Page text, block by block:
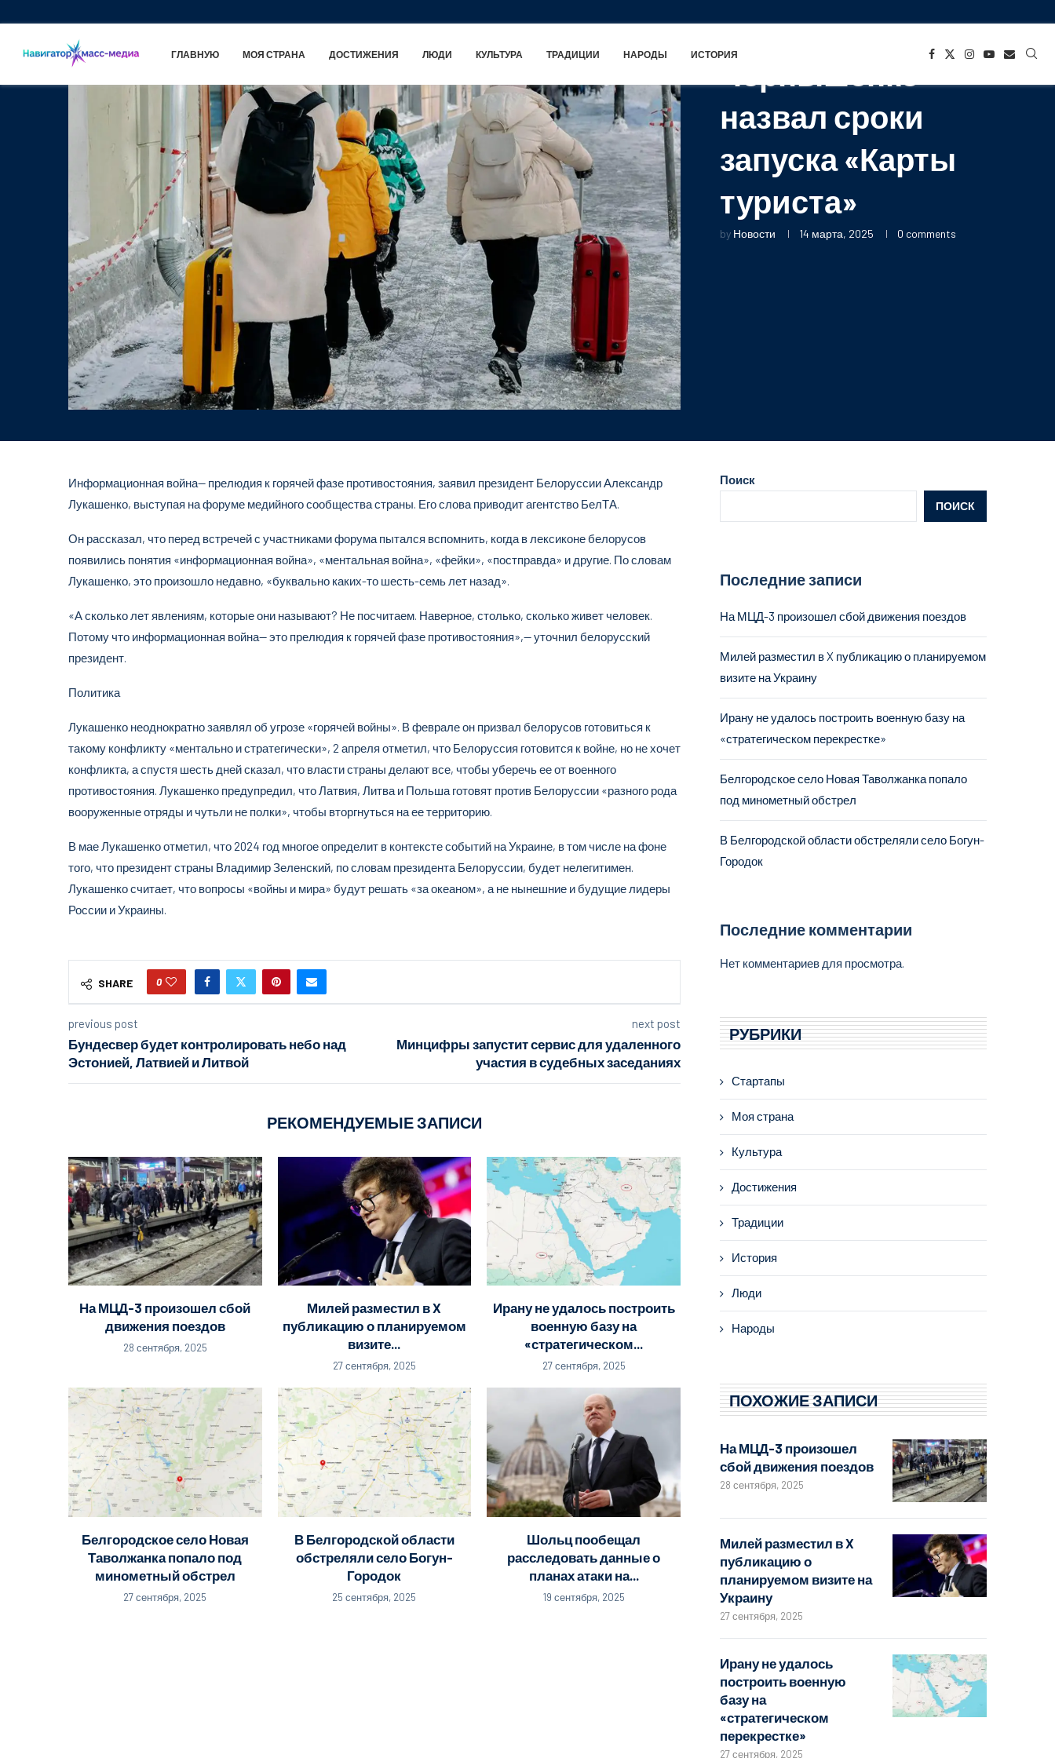
ГЛАВНУЮ МОЯ СТРАНА ДОСТИЖЕНИЯ ЛЮДИ КУЛЬТУРА ТРАДИЦИИ НАРОДЫ ИСТОРИЯ
назвал сроки
запуска «Карты
туриста»
by Новости 14 марта, 2025 0 comments
Информационная война— прелюдия к горячей фазе противостояния, заявил президент Белоруссии Александр
Лукашенко, выступая на форуме медийного сообщества страны. Его слова приводит агентство БелТА.
Он рассказал, что перед встречей с участниками форума пытался вспомнить, когда в лексиконе белорусов
появились понятия «информационная война», «ментальная война», «фейки», «постправда» и другие. По словам
Лукашенко, это произошло недавно, «буквально каких-то шесть-семь лет назад».
«А сколько лет явлениям, которые они называют? Не посчитаем. Наверное, столько, сколько живет человек.
Потому что информационная война— это прелюдия к горячей фазе противостояния»,— уточнил белорусский
президент.
Политика
Лукашенко неоднократно заявлял об угрозе «горячей войны». В феврале он призвал белорусов готовиться к
такому конфликту «ментально и стратегически», 2 апреля отметил, что Белоруссия готовится к войне, но не хочет
конфликта, а спустя шесть дней сказал, что власти страны делают все, чтобы уберечь ее от военного
противостояния. Лукашенко предупредил, что Латвия, Литва и Польша готовят против Белоруссии «разного рода
вооруженные отряды и чутьли не полки», чтобы вторгнуться на ее территорию.
В мае Лукашенко отметил, что 2024 год многое определит в контексте событий на Украине, в том числе на фоне
того, что президент страны Владимир Зеленский, по словам президента Белоруссии, будет нелегитимен.
Лукашенко считает, что вопросы «войны и мира» будут решать «за океаном», а не нынешние и будущие лидеры
России и Украины.
SHARE 0
previous post
Бундесвер будет контролировать небо над
Эстонией, Латвией и Литвой
next post
Минцифры запустит сервис для удаленного
участия в судебных заседаниях
РЕКОМЕНДУЕМЫЕ ЗАПИСИ
На МЦД-3 произошел сбой
движения поездов
28 сентября, 2025
Милей разместил в X
публикацию о планируемом
визите...
27 сентября, 2025
Ирану не удалось построить
военную базу на
«стратегическом...
27 сентября, 2025
Белгородское село Новая
Таволжанка попало под
минометный обстрел
27 сентября, 2025
В Белгородской области
обстреляли село Богун-
Городок
25 сентября, 2025
Шольц пообещал
расследовать данные о
планах атаки на...
19 сентября, 2025
Поиск
ПОИСК
Последние записи
На МЦД-3 произошел сбой движения поездов
Милей разместил в X публикацию о планируемом
визите на Украину
Ирану не удалось построить военную базу на
«стратегическом перекрестке»
Белгородское село Новая Таволжанка попало
под минометный обстрел
В Белгородской области обстреляли село Богун-
Городок
Последние комментарии
Нет комментариев для просмотра.
РУБРИКИ
Стартапы
Моя страна
Культура
Достижения
Традиции
История
Люди
Народы
ПОХОЖИЕ ЗАПИСИ
На МЦД-3 произошел
сбой движения поездов
28 сентября, 2025
Милей разместил в X
публикацию о
планируемом визите на
Украину
27 сентября, 2025
Ирану не удалось
построить военную
базу на
«стратегическом
перекрестке»
27 сентября, 2025